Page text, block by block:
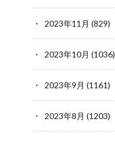
2023年11月 (829)
2023年10月 (1036)
2023年9月 (1161)
2023年8月 (1203)